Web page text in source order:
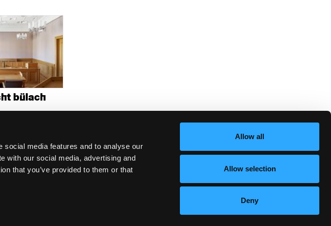
social media features and to analyse our
with our social media, advertising and
that you’ve provided to them or that
Allow all
Allow selection
Deny
bülach